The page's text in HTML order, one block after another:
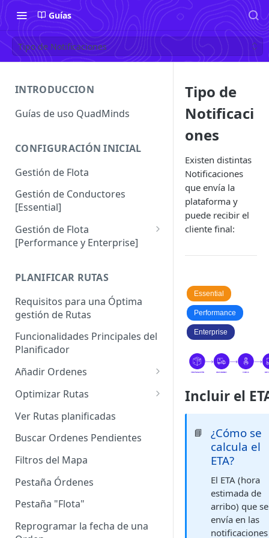
Guías
Tipo de Notificaciones
INTRODUCCION
Guías de uso QuadMinds
CONFIGURACIÓN INICIAL
Gestión de Flota
Gestión de Conductores
[Essential]
Gestión de Flota
[Performance y Enterprise]
Enterprise]
Vehículos
Agrupación de dispositivos
Asignación de dispositivos a
usuarios
PLANIFICAR RUTAS
Requisitos para una Óptima
gestión de Rutas
Funcionalidades Principales del
Planificador
Añadir Ordenes
Definición de una Orden
Añadir de forma manual
Añadir con el archivo standard
Añadir con Plantilla propia
Añadir con la plantilla
Añadir desde Tiendas e-
Optimizar Rutas
¿Cómo Saber si mi ruta está
optimizada?
Variables para optimizar las
Rutas
Definir la Ventana Horaria de
Ver Rutas planificadas
Buscar Ordenes Pendientes
Filtros del Mapa
Pestaña Órdenes
Pestaña "Flota"
Reprogramar la fecha de una
Tipo de
Notificaci
ones
Existen distintas
Notificaciones
que envía la
plataforma y
puede recibir el
cliente final:
Essential
Performance
Enterprise
Incluir el
📘
¿Cómo se
calcula el
ETA?
El ETA (hora
estimada de
arribo) que se
envía en las
notificaciones